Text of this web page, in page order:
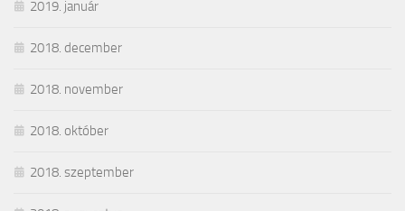
2019. január
2018. december
2018. november
2018. október
2018. szeptember